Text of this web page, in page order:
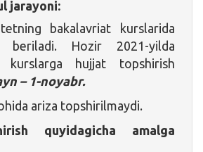
jarayoni:
bakalavriat kurslarida
beriladi. Hozir 2021-yilda
kurslarga hujjat topshirish
– 1-noyabr.
ariza topshirilmaydi.
quyidagicha amalga